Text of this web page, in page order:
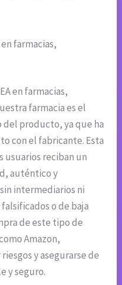
farmacias,
en farmacias,
farmacia es el
producto, ya que ha
con el fabricante. Esta
usuarios reciban un
auténtico y
intermediarios ni
o de baja
de este tipo de
Amazon,
y asegurarse de
y seguro.